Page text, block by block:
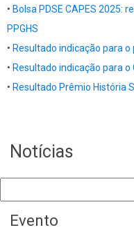
• Bolsa PDSE CAPES 2025:
PPGHS
• Resultado indicação para o
• Resultado indicação para o
• Resultado Prêmio História
Notícias
Evento